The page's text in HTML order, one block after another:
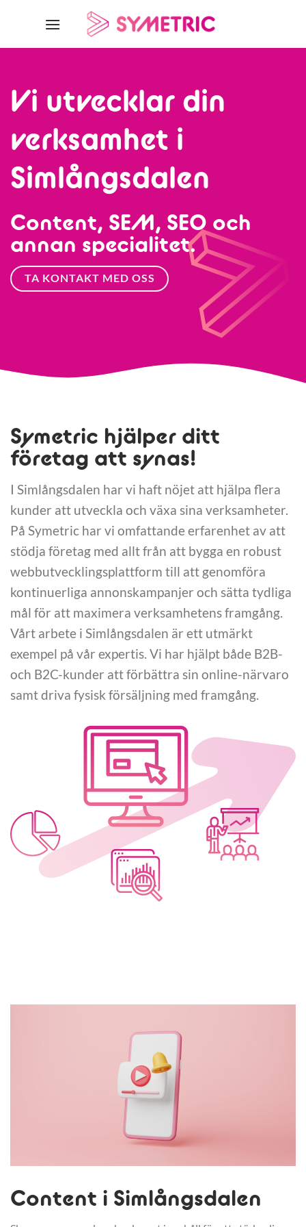
Vi utvecklar din
verksamhet i
Simlångsdalen
Content, SEM, SEO och
annan specialitet.
TA KONTAKT MED OSS
Symetric hjälper ditt
företag att synas!
I Simlångsdalen har vi haft nöjet att hjälpa flera
kunder att utveckla och växa sina verksamheter.
På Symetric har vi omfattande erfarenhet av att
stödja företag med allt från att bygga en robust
webbutvecklingsplattform till att genomföra
kontinuerliga annonskampanjer och sätta tydliga
mål för att maximera verksamhetens framgång.
Vårt arbete i Simlångsdalen är ett utmärkt
exempel på vår expertis. Vi har hjälpt både B2B-
och B2C-kunder att förbättra sin online-närvaro
samt driva fysisk försäljning med framgång.
Content i Simlångsdalen